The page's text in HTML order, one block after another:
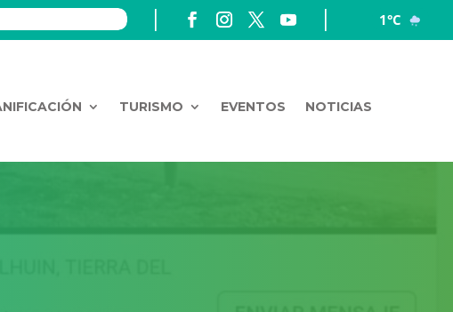
1°C
TURISMO EVENTOS NOTICIAS